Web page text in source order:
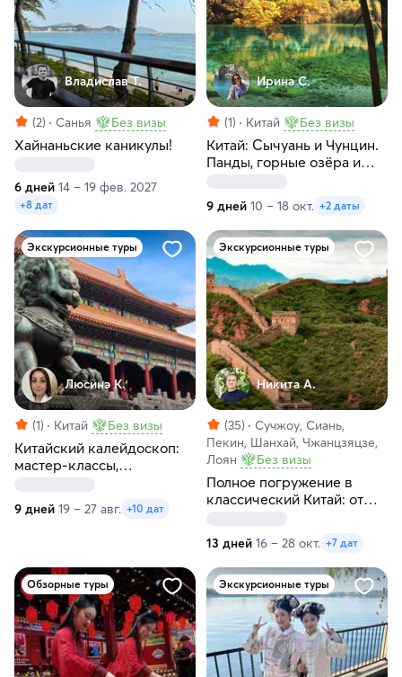
Владислав Т.
(2) Санья Без визы
Хайнаньские каникулы!
6 дней 14 – 19 фев. 2027
+8 дат
Ирина С.
(1) Китай Без визы
Китай: Сычуань и Чунцин.
Панды, горные озёра и
9 дней 10 – 18 окт. +2 даты
Экскурсионные туры
Люсинэ К.
(1) Китай Без визы
Китайский калейдоскоп:
мастер-классы,
пейзажи
9 дней 19 – 27 авг. +10 дат
Экскурсионные туры
Никита А.
(35)
Сучжоу, Сиань,
Пекин, Шанхай, Чжанцзяцзе,
Лоян
Без визы
Полное погружение в
классический Китай: от
13 дней 16 – 28 окт. +7 дат
Обзорные туры Экскурсионные туры